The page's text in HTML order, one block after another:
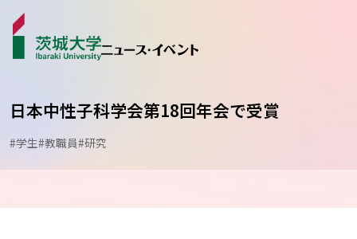
ニュース
日本中性子科学会第18回年会で受賞
#学生#教職員#研究